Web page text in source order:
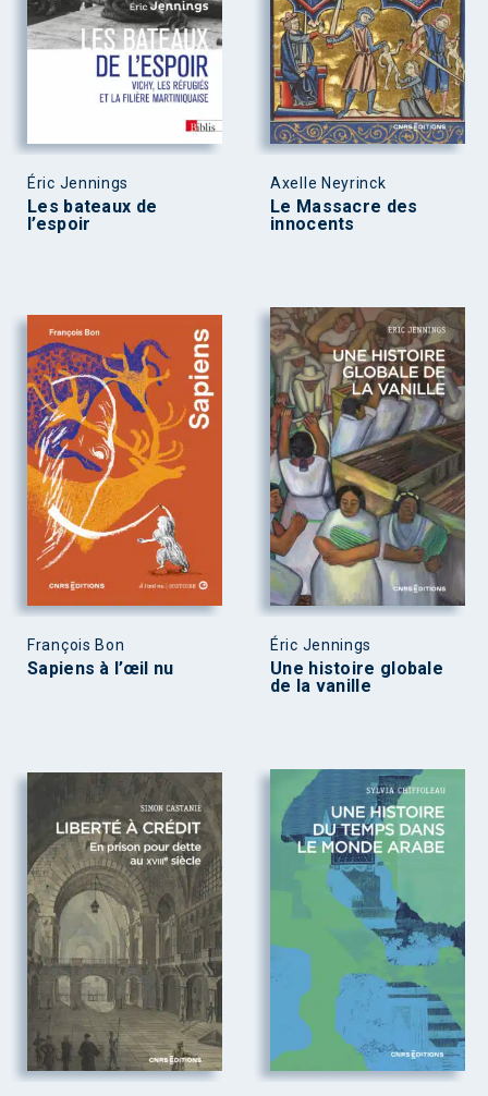
Éric Jennings
Les bateaux de
l’espoir
Axelle Neyrinck
Le Massacre des
innocents
François Bon
Sapiens à l’œil nu
Éric Jennings
Une histoire globale
de la vanille